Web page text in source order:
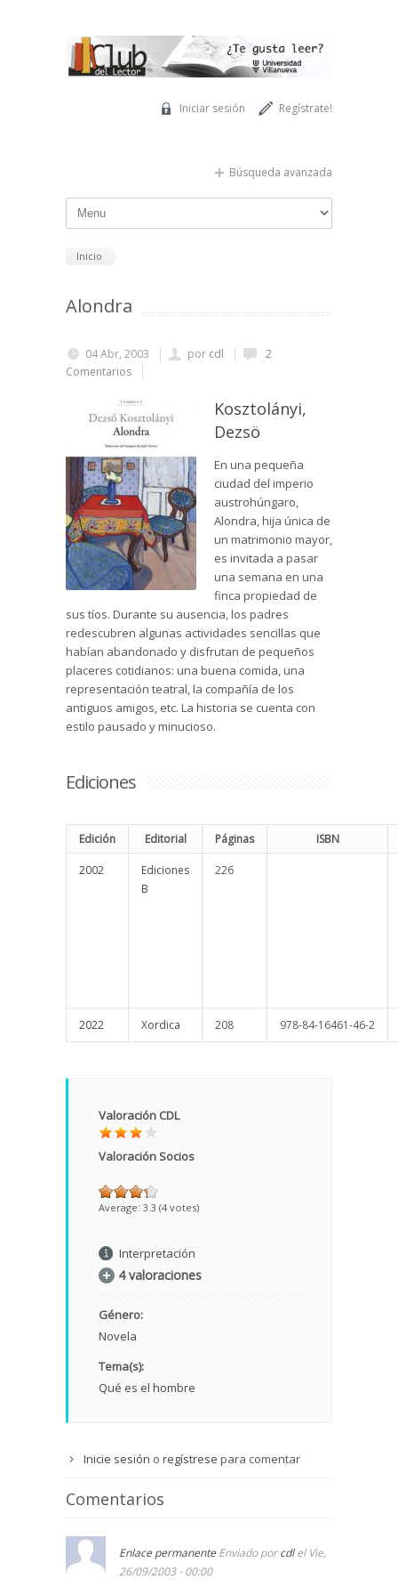
Regístrate!
Iniciar sesión
Búsqueda avanzada
Inicio
Alondra
04 Abr, 2003 por cdl
2
Comentarios
Kosztolányi,
Dezsö
En una pequeña
ciudad del imperio
austrohúngaro,
Alondra, hija única de
un matrimonio mayor,
es invitada a pasar
una semana en una
finca propiedad de
sus tíos. Durante su ausencia, los padres
redescubren algunas actividades sencillas que
habían abandonado y disfrutan de pequeños
placeres cotidianos: una buena comida, una
representación teatral, la compañía de los
antiguos amigos, etc. La historia se cuenta con
estilo pausado y minucioso.
Ediciones
Edición Editorial Páginas ISBN
2002
Ediciones
B
226
2022 Xordica 208 978-84-16461-46-2
Valoración CDL
Valoración Socios
Average: 3.3 (4 votes)
Interpretación
4 valoraciones
Género:
Novela
Tema(s):
Qué es el hombre
Inicie sesión o regístrese para comentar
Comentarios
Enlace permanente Enviado porcdlel Vie,
26/09/2003 - 00:00